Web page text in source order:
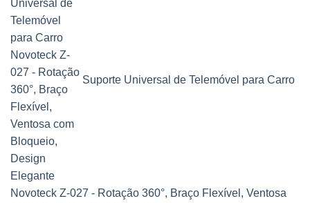
Suporte Universal de Telemóvel para Carro
Novoteck Z-027 - Rotação 360°, Braço Flexível, Ventosa